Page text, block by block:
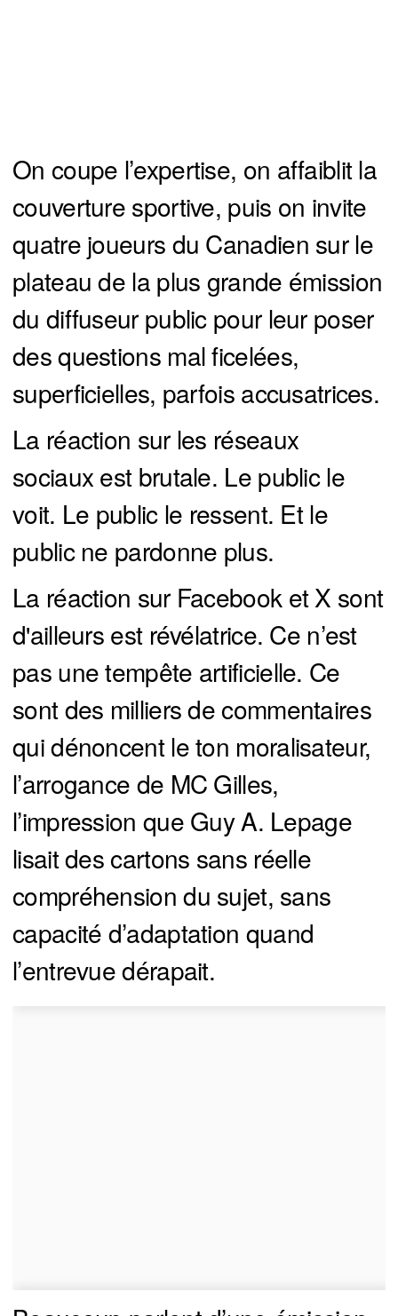
On coupe l’expertise, on affaiblit la
couverture sportive, puis on invite
quatre joueurs du Canadien sur le
plateau de la plus grande émission
du diffuseur public pour leur poser
des questions mal ficelées,
superficielles, parfois accusatrices.
La réaction sur les réseaux
sociaux est brutale. Le public le
voit. Le public le ressent. Et le
public ne pardonne plus.
La réaction sur Facebook et X sont
d'ailleurs est révélatrice. Ce n’est
pas une tempête artificielle. Ce
sont des milliers de commentaires
qui dénoncent le ton moralisateur,
l’arrogance de MC Gilles,
l’impression que Guy A. Lepage
lisait des cartons sans réelle
compréhension du sujet, sans
capacité d’adaptation quand
l’entrevue dérapait.